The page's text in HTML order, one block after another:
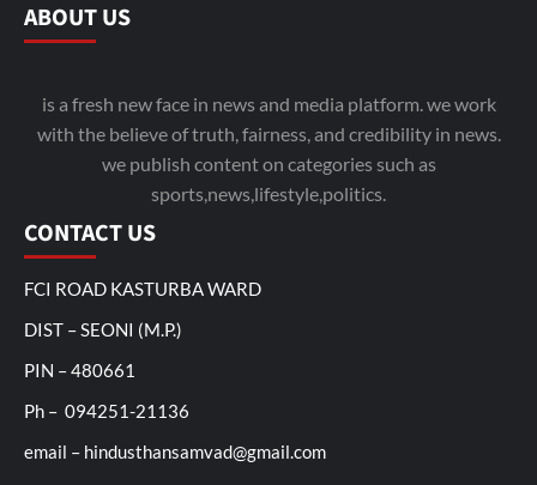
ABOUT US
is a fresh new face in news and media platform. we work
with the believe of truth, fairness, and credibility in news.
we publish content on categories such as
sports,news,lifestyle,politics.
CONTACT US
FCI ROAD KASTURBA WARD
DIST – SEONI (M.P.)
PIN – 480661
Ph – 094251-21136
email – hindusthansamvad@gmail.com